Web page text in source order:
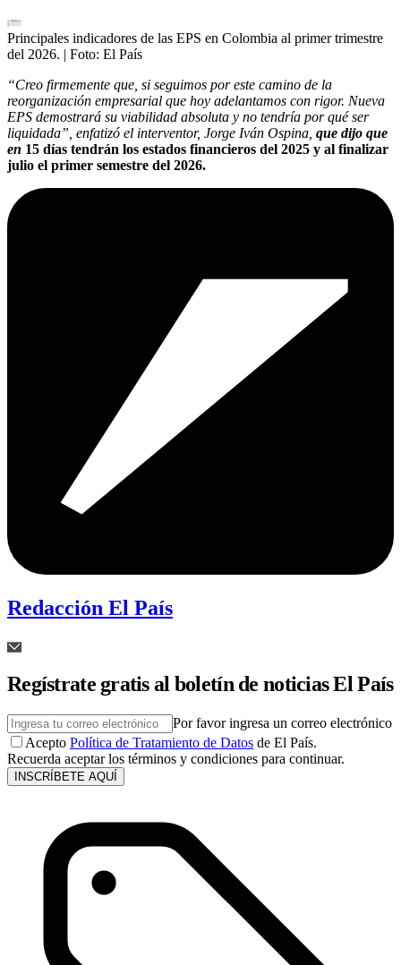
Principales indicadores de las EPS en Colombia al primer trimestre
del 2026. | Foto: El País
“Creo firmemente que, si seguimos por este camino de la
reorganización empresarial que hoy adelantamos con rigor. Nueva
EPS demostrará su viabilidad absoluta y no tendría por qué ser
liquidada”, enfatizó el interventor, Jorge Iván Ospina, que dijo que
en 15 días tendrán los estados financieros del 2025 y al finalizar
julio el primer semestre del 2026.
Redacción El País
Regístrate gratis al boletín de noticias El País
Por favor ingresa un correo electrónico
Acepto Política de Tratamiento de Datos de El País.
Recuerda aceptar los términos y condiciones para continuar.
INSCRÍBETE AQUÍ